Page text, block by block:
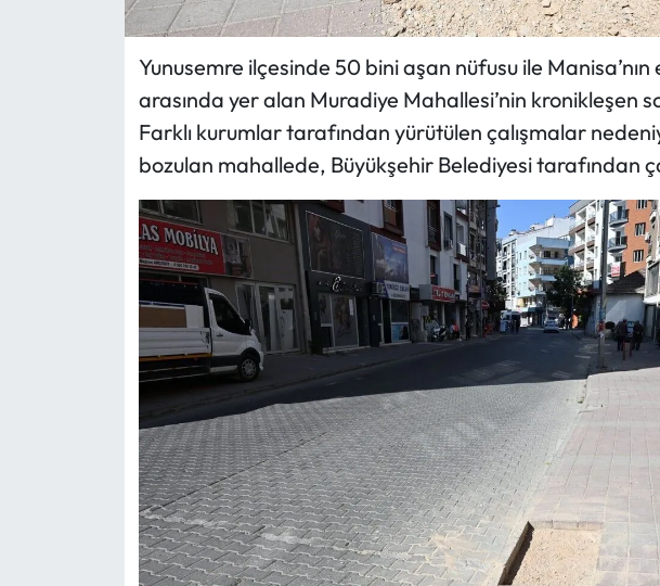
Yunusemre ilçesinde 50 bini aşan nüfusu ile
arasında yer alan Muradiye Mahallesi’nin kronikleşen
Farklı kurumlar tarafından yürütülen çalışmalar
bozulan mahallede, Büyükşehir Belediyesi tarafından